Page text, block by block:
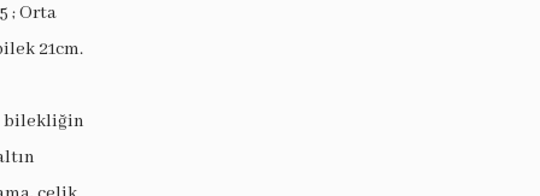
; Orta
21cm.
bilekliğin